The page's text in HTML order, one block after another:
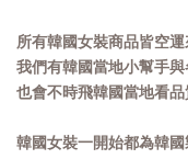
所有韓國女裝商品皆空運
我們有韓國當地小幫手
也會不時飛韓國當地看
韓國女裝一開始都為韓